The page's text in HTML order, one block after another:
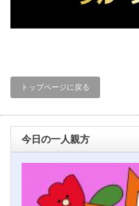
トップページに戻る
今日の一人親方